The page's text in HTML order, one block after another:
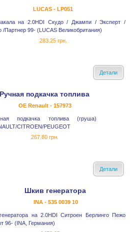
LUCAS - LP051
на 2.0HDI Скудо / Джампи / Эксперт /
/Партнер 99- (LUCAS Великобритания)
283.25 грн.
Детали
Ручная подкачка топлива
OE Renault - 157973
подкачка топлива (груша)
CITROEN/PEUGEOT
267.80 грн.
Детали
Шкив генератора
INA - 535 0039 10
на 2.0HDI Ситроен Берлинго Пежо
96- (INA, Германия)